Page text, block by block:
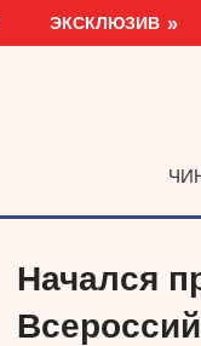
ЭКСКЛЮЗИВ
Начался